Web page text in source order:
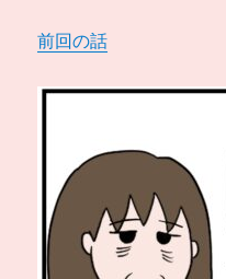
前回の話